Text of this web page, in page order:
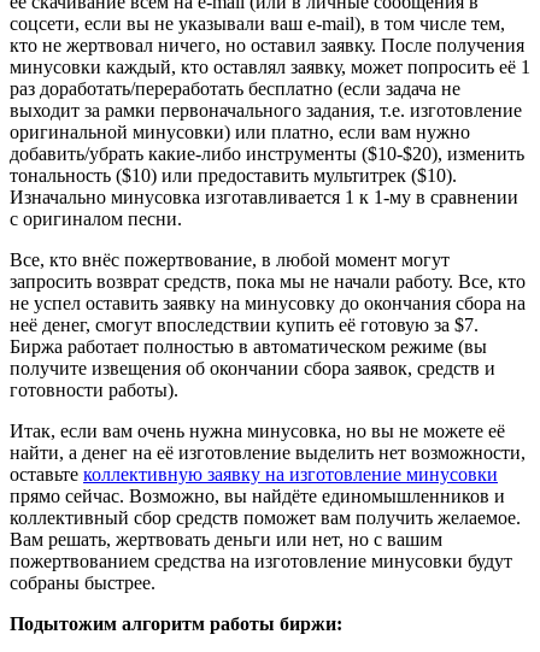
соцсети, если вы не указывали ваш e-mail), в том числе тем,
кто не жертвовал ничего, но оставил заявку. После получения
минусовки каждый, кто оставлял заявку, может попросить её 1
раз доработать/переработать бесплатно (если задача не
выходит за рамки первоначального задания, т.е. изготовление
оригинальной минусовки) или платно, если вам нужно
добавить/убрать какие-либо инструменты ($10-$20), изменить
тональность ($10) или предоставить мультитрек ($10).
Изначально минусовка изготавливается 1 к 1-му в сравнении
с оригиналом песни.
Все, кто внёс пожертвование, в любой момент могут
запросить возврат средств, пока мы не начали работу. Все, кто
не успел оставить заявку на минусовку до окончания сбора на
неё денег, смогут впоследствии купить её готовую за $7.
Биржа работает полностью в автоматическом режиме (вы
получите извещения об окончании сбора заявок, средств и
готовности работы).
Итак, если вам очень нужна минусовка, но вы не можете её
найти, а денег на её изготовление выделить нет возможности,
оставьте коллективную заявку на изготовление минусовки
прямо сейчас. Возможно, вы найдёте единомышленников и
коллективный сбор средств поможет вам получить желаемое.
Вам решать, жертвовать деньги или нет, но с вашим
пожертвованием средства на изготовление минусовки будут
собраны быстрее.
Подытожим алгоритм работы биржи: